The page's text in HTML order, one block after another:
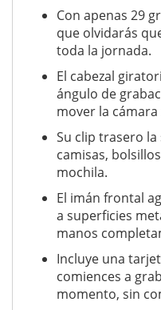
Con apenas 29
que olvidarás
toda la jornada.
El cabezal
ángulo de
mover la
Su clip trasero
camisas,
mochila.
El imán frontal
a superficies
manos
Incluye una
comiences a
momento, sin